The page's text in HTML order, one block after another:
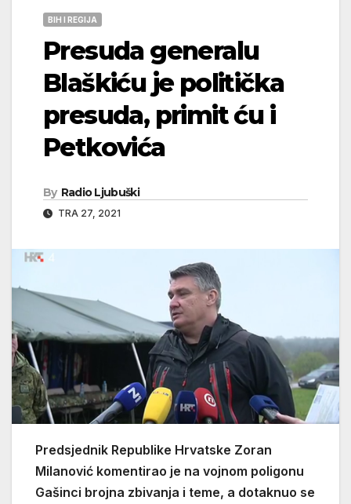
BIH I REGIJA
Presuda generalu
Blaškiću je politička
presuda, primit ću i
Petkovića
By Radio Ljubuški
TRA 27, 2021
Predsjednik Republike Hrvatske Zoran
Milanović komentirao je na vojnom poligonu
Gašinci brojna zbivanja i teme, a dotaknuo se